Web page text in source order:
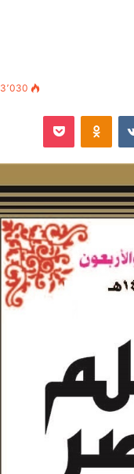
3٬030